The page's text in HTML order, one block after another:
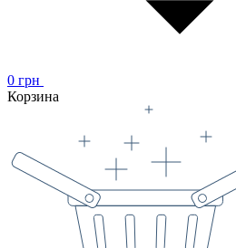
0 грн
Корзина